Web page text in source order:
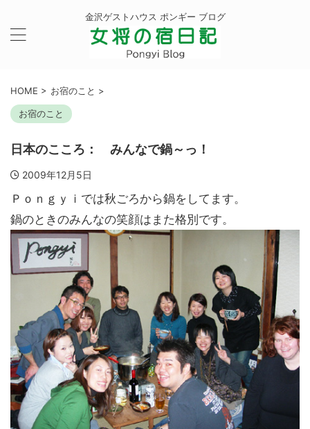
金沢ゲストハウス ポンギー ブログ
HOME > お宿のこと >
お宿のこと
日本のこころ： みんなで鍋～っ！
2009年12月5日
Ｐｏｎｇｙｉでは秋ごろから鍋をしてます。
鍋のときのみんなの笑顔はまた格別です。